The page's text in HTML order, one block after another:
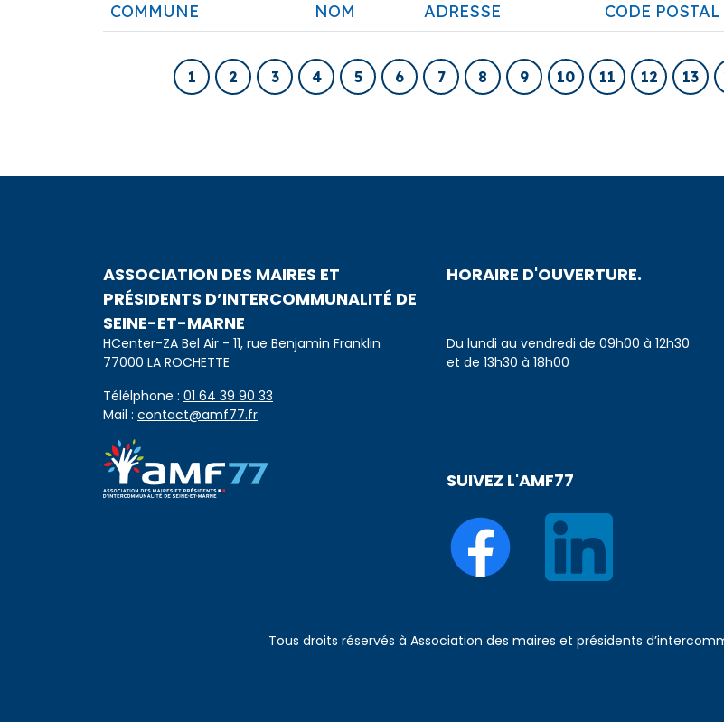
COMMUNE NOM ADRESSE CODE POSTAL
1 2 3 4 5 6 7 8 9 10 11 12 13
ASSOCIATION DES MAIRES ET
PRÉSIDENTS D’INTERCOMMUNALITÉ DE
SEINE-ET-MARNE
HCenter-ZA Bel Air - 11, rue Benjamin Franklin
77000 LA ROCHETTE
Télélphone : 01 64 39 90 33
Mail : contact@amf77.fr
HORAIRE D'OUVERTURE.
Du lundi au vendredi de 09h00 à 12h30
et de 13h30 à 18h00
SUIVEZ L'AMF77
Tous droits réservés à Association des maires et présidents